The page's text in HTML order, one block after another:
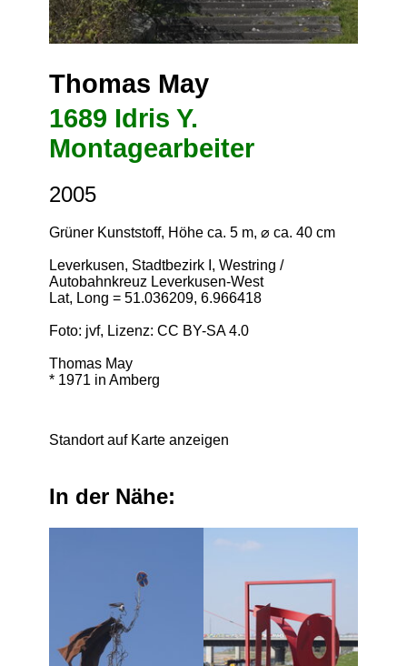
Thomas May
1689 Idris Y.
Montagearbeiter
2005
Grüner Kunststoff, Höhe ca. 5 m, ⌀ ca. 40 cm
Leverkusen, Stadtbezirk I, Westring /
Autobahnkreuz Leverkusen-West
Lat, Long = 51.036209, 6.966418
Foto: jvf, Lizenz: CC BY-SA 4.0
Thomas May
* 1971 in Amberg
Standort auf Karte anzeigen
In der Nähe: